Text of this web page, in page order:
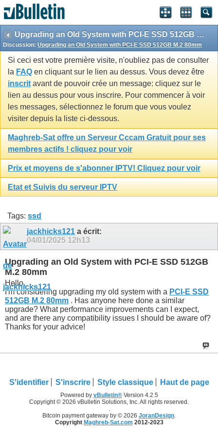
Upgrading an Old System with PCI-E SSD 512GB M.2 80mm
Discussion: Upgrading an Old System with PCI-E SSD 512GB M.2 80mm
Si ceci est votre première visite, n'oubliez pas de consulter
la FAQ en cliquant sur le lien au dessus. Vous devez être
inscrit avant de pouvoir crée un message: cliquez sur le
lien au dessus pour vous inscrire. Pour commencer à voir
les messages, sélectionnez le forum que vous voulez
visiter depuis la liste ci-dessous.
Maghreb-Sat offre un Serveur Cccam Gratuit pour ses
membres actifs ! cliquez pour voir
Prix et moyens de s'abonner IPTV! Cliquez pour voir
Etat et Suivis du serveur IPTV
Tags: ssd
jackhicks121 a écrit:
04/01/2025 12h13
Upgrading an Old System with PCI-E SSD 512GB
M.2 80mm
Hello,
I'm considering upgrading my old system with a PCI-E SSD
512GB M.2 80mm . Has anyone here done a similar
upgrade? What performance improvements can I expect,
and are there any compatibility issues I should be aware of?
Thanks for your advice!
S'identifier S'inscrire Style classique Haut de page
Powered by vBulletin®Version 4.2.5
Copyright © 2026 vBulletin Solutions, Inc. All rights reserved.
Bitcoin payment gateway by © 2026 JoranDesign
Copyright Maghreb-Sat.com 2012-2023